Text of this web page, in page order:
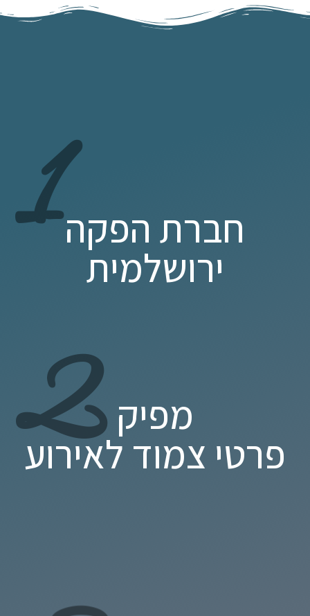
1חברת הפקה
ירושלמית
2 מפיק
פרטי צמוד לאירוע